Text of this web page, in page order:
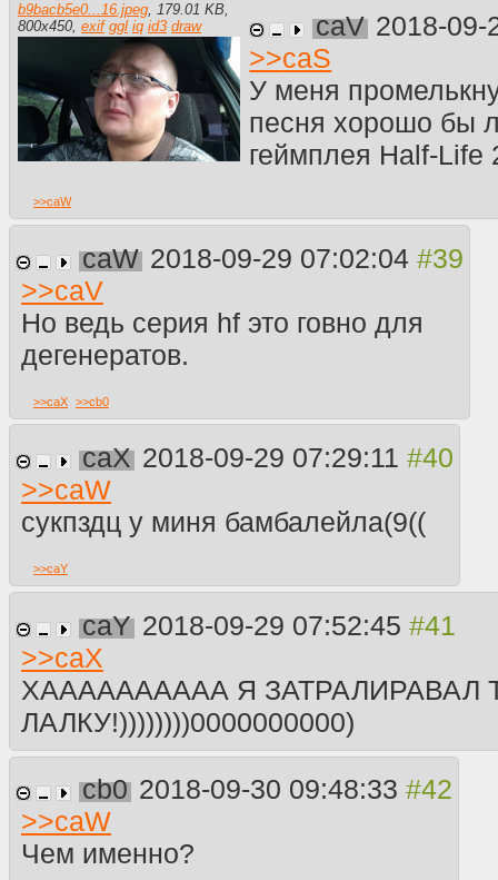
b9bacb5e0...16.jpeg, 179.01 KB,
800x450, exif ggl iq id3 draw caV 2018-
>>caS
У меня
песня хорошо бы
геймплея Half-Life
>>caW
caW 2018-09-29 07:02:04
>>caV
Но ведь серия hf это говно для
дегенератов.
>>caX >>cb0
caX 2018-09-29 07:29:11
>>caW
сукпздц у миня бамбалейла(9((
>>caY
caY 2018-09-29 07:52:45
>>caX
ХАААААААААА Я ЗАТРАЛИРАВАЛ
ЛАЛКУ!))))))))0000000000)
cb0 2018-09-30 09:48:33
>>caW
Чем именно?